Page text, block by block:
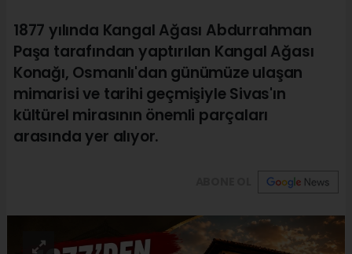
1877 yılında Kangal Ağası Abdurrahman
Paşa tarafından yaptırılan Kangal Ağası
Konağı, Osmanlı'dan günümüze ulaşan
mimarisi ve tarihi geçmişiyle Sivas'ın
kültürel mirasının önemli parçaları
arasında yer alıyor.